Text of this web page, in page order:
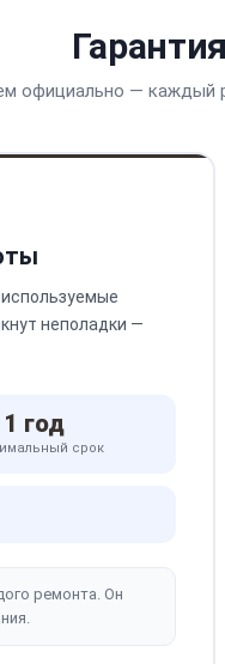
официально — каждый
неполадки —
1 год
срок
ремонта. Он